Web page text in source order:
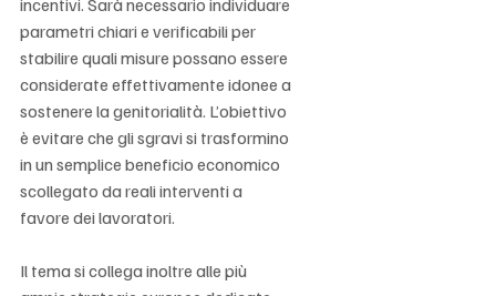
parametri chiari e verificabili per
stabilire quali misure possano essere
considerate effettivamente idonee a
sostenere la genitorialità. L’obiettivo
è evitare che gli sgravi si trasformino
in un semplice beneficio economico
scollegato da reali interventi a
favore dei lavoratori.
Il tema si collega inoltre alle più